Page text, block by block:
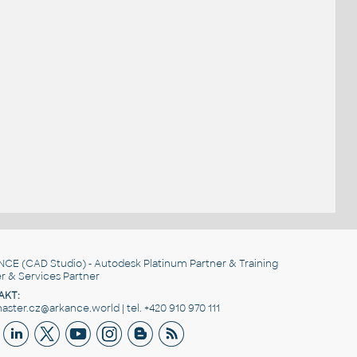
(CAD Studio) - Autodesk Platinum Partner & Training
& Services Partner
| tel. +420 910 970 111